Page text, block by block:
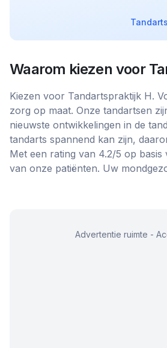
Waarom kiezen voor
Kiezen voor Tandartspraktijk H.
zorg op maat. Onze tandartsen
nieuwste ontwikkelingen in de
tandarts spannend kan zijn,
Met een rating van 4.2/5 op
van onze patiënten. Uw
Advertentie ruimte -